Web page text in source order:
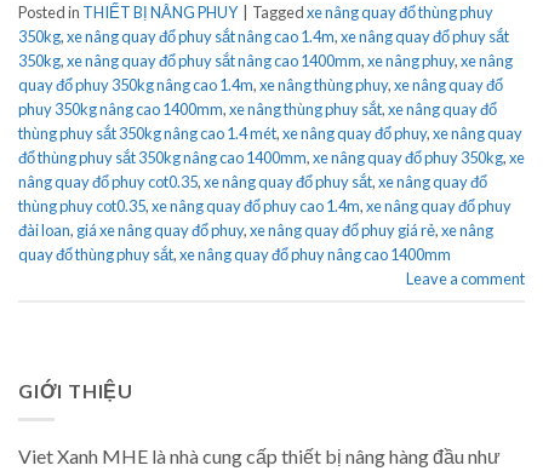
Posted in THIẾT BỊ NÂNG PHUY Taggedxe nâng quay đổ thùng phuy
350kg,xe nâng quay đổ phuy sắt nâng cao 1.4m,xe nâng quay đổ phuy sắt
350kg,xe nâng quay đổ phuy sắt nâng cao 1400mm,xe nâng phuy,xe nâng
quay đổ phuy 350kg nâng cao 1.4m,xe nâng thùng phuy,xe nâng quay đổ
phuy 350kg nâng cao 1400mm,xe nâng thùng phuy sắt,xe nâng quay đổ
thùng phuy sắt 350kg nâng cao 1.4 mét,xe nâng quay đổ phuy,xe nâng quay
đổ thùng phuy sắt 350kg nâng cao 1400mm,xe nâng quay đổ phuy 350kg,xe
nâng quay đổ phuy cot0.35,xe nâng quay đổ phuy sắt,xe nâng quay đổ
thùng phuy cot0.35,xe nâng quay đổ phuy cao 1.4m,xe nâng quay đổ phuy
đài loan, giá xe nâng quay đổ phuy,xe nâng quay đổ phuy giá rẻ,xe nâng
quay đổ thùng phuy sắt,xe nâng quay đổ phuy nâng cao 1400mm
Leave a comment
GIỚI THIỆU
Viet Xanh MHE là nhà cung cấp thiết bị nâng hàng đầu như